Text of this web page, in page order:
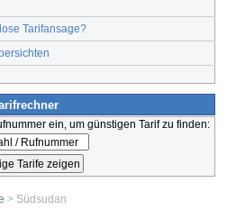
Tarifansage?
ein, um günstigen Tarif zu finden:
> Südsudan